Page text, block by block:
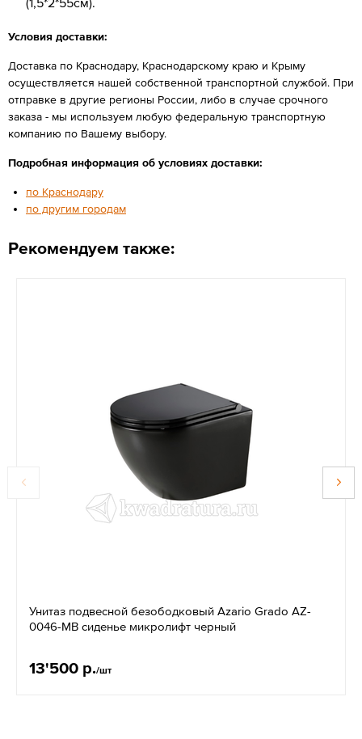
Условия доставки:
Доставка по Краснодару, Краснодарскому краю и Крыму
осуществляется нашей собственной транспортной службой. При
отправке в другие регионы России, либо в случае срочного
заказа - мы используем любую федеральную транспортную
компанию по Вашему выбору.
Подробная информация об условиях доставки:
по Краснодару
по другим городам
Рекомендуем также:
Унитаз подвесной безободковый Azario Grado AZ-
0046-MB сиденье микролифт черный
13'500 р./шт